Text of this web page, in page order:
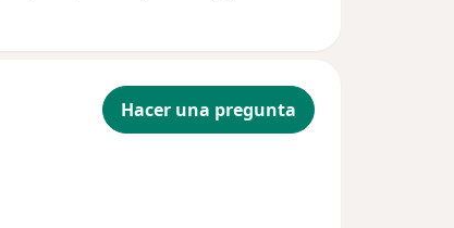
Hacer una pregunta